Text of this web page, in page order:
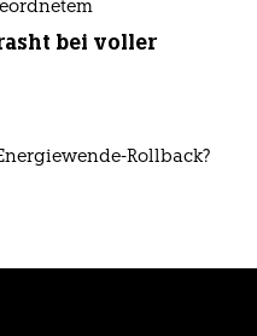
bei voller
Rollback?